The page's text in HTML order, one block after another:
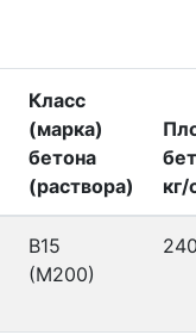
Класс
(марка)
бетона
(раствора)
кг/
В15
(М200)